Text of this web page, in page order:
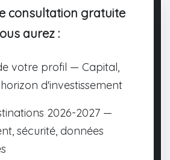
consultation gratuite
aurez :
votre profil — Capital,
d'investissement
2026-2027 —
sécurité, données